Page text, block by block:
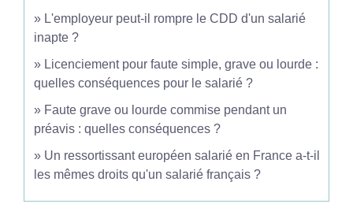
L'employeur peut-il rompre le CDD d'un salarié
inapte ?
Licenciement pour faute simple, grave ou lourde :
quelles conséquences pour le salarié ?
Faute grave ou lourde commise pendant un
préavis : quelles conséquences ?
Un ressortissant européen salarié en France a-t-il
les mêmes droits qu'un salarié français ?